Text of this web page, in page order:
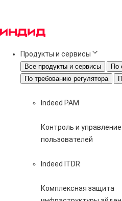
Продукты и сервисы
Все продукты и сервисы
По
По требованию регулятора
Indeed PAM
Контроль и
пользователей
Indeed ITDR
Комплексная защита